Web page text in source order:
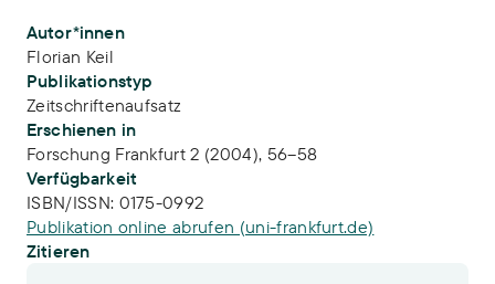
Publikations-Infos
Autor*innen
Florian Keil
Publikationstyp
Zeitschriftenaufsatz
Erschienen in
Forschung Frankfurt 2 (2004), 56–58
Verfügbarkeit
ISBN/ISSN: 0175-0992
Publikation online abrufen (uni-frankfurt.de)
Zitieren